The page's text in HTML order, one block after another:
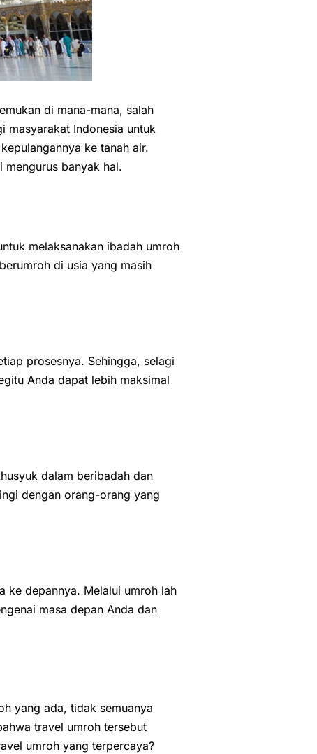
di mana-mana, salah
masyarakat Indonesia untuk
ke tanah air.
banyak hal.
melaksanakan ibadah umroh
di usia yang masih
prosesnya. Sehingga, selagi
Anda dapat lebih maksimal
dalam beribadah dan
dengan orang-orang yang
ke depannya. Melalui umroh lah
masa depan Anda dan
yang ada, tidak semuanya
travel umroh tersebut
umroh yang terpercaya?